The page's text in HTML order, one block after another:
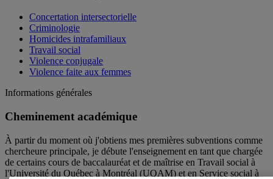
Concertation intersectorielle
Criminologie
Homicides intrafamiliaux
Travail social
Violence conjugale
Violence faite aux femmes
Informations générales
Cheminement académique
À partir du moment où j'obtiens mes premières subventions comme
chercheure principale, je débute l'enseignement en tant que chargée
de certains cours de baccalauréat et de maîtrise en Travail social à
l'Université du Québec à Montréal (UQAM) et en Service social à